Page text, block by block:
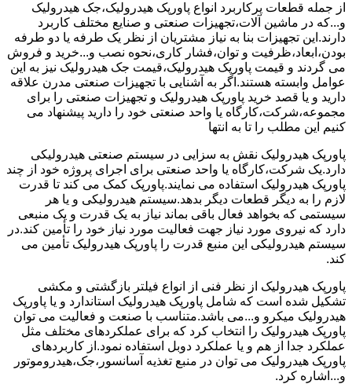
از جمله قطعات پرکاربرد انواع پاورپک هیدرولیک،جک هیدرولیک
و...که در ماشین آلات،تجهیزات صنعتی و صنایع مختلف کاربرد
دارند.این تجهیزات بنا به نیاز مشتریان از نظر یک طرفه یا دو طرفه
بودن،ابعاد،ظرفیت و توان،فشار کاری،نحوه نصب و...خرید و فروش
می گردند و قیمت پاورپک هیدرولیک،قیمت جک هیدرولیک نیز به این
عوامل وابسته هستند.اگر به آشنایی با تجهیزات صنعتی مدرن علاقه
دارید و یا قصد خرید پاورپک هیدرولیک و تجهیزات صنعتی را برای
مجموعه،شرکت،کارگاه یا واحد صنعتی خود را دارید پیشنهاد می
کنیم این مطلب را تا به انتها
پاورپک هیدرولیک نقش به سزایی در سیستم صنعتی هیدرولیکی
دارد.یک شرکت،کارگاه یا واحد صنعتی برای اجرای پروژه خود از چند
پاورپک هیدرولیک استفاده می نمایند.پاورپک کمک می کند تا قدرت
لازم را به دیگر قطعات دیگر بدهد.سیستم هیدرولیکی و یا هر
سیستمی که بخواهد فعال باقی بماند نیاز به یک قدرت و یک منبعی
دارد که نیروی مورد نیاز جهت فعالیت مورد نیاز خود را تأمین کند.در
سیستم هیدرولیکی این منبع قدرت را پاورپک هیدرولیک تأمین می
کند.
پاورپک هیدرولیک از نظر فنی از انواع فیلتر بازگشتی و مکشی
تشکیل شده است که شامل پاورپک هیدرولیک استاندارد و یا پاورپک
هیدرولیک میکرو و...می باشد.متناسب با صنعت و فعالیت می توان
پاورپک هیدرولیک را انتخاب کرد که برای عملکردهای مختلف مثل
عملکرد جدا از هم و یا عملکرد دوبل استفاده نمود.از کاربردهای
پاورپک هیدرولیک می توان در منبع تغذیه آسانسور،جک،هیدروموتور
و...اشاره کرد.